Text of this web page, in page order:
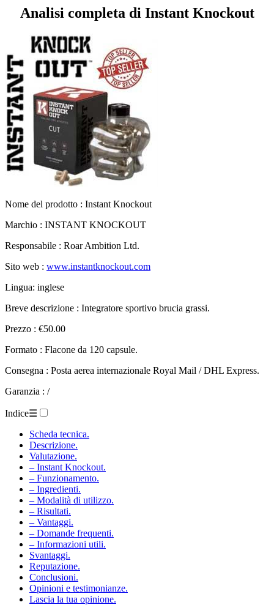
Analisi completa di Instant Knockout
Nome del prodotto : Instant Knockout
Marchio : INSTANT KNOCKOUT
Responsabile : Roar Ambition Ltd.
Sito web : www.instantknockout.com
Lingua: inglese
Breve descrizione : Integratore sportivo brucia grassi.
Prezzo : €50.00
Formato : Flacone da 120 capsule.
Consegna : Posta aerea internazionale Royal Mail / DHL Express.
Garanzia : /
Indice☰
Scheda tecnica.
Descrizione.
Valutazione.
– Instant Knockout.
– Funzionamento.
– Ingredienti.
– Modalità di utilizzo.
– Risultati.
– Vantaggi.
– Domande frequenti.
– Informazioni utili.
Svantaggi.
Reputazione.
Conclusioni.
Opinioni e testimonianze.
Lascia la tua opinione.